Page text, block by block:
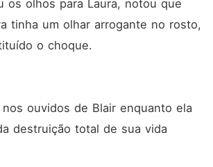
os olhos para Laura, notou que
tinha um olhar arrogante no rosto,
o choque.
ouvidos de Blair enquanto ela
destruição total de sua vida